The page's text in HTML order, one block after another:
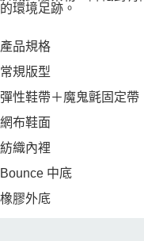
的環境足跡。
產品規格
常規版型
彈性鞋帶＋魔鬼氈固定帶
網布鞋面
紡織內裡
Bounce 中底
橡膠外底